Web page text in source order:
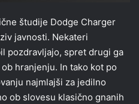
študije Dodge Charger
javnosti. Nekateri
pozdravljajo, spret drugi ga
hranjenju. In tako kot po
najmlajši za jedilno
ob slovesu klasično gnanih